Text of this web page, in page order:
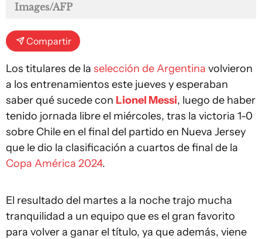
Images/AFP
Compartir
Los titulares de la selección de Argentina volvieron
a los entrenamientos este jueves y esperaban
saber qué sucede con Lionel Messi, luego de haber
tenido jornada libre el miércoles, tras la victoria 1-0
sobre Chile en el final del partido en Nueva Jersey
que le dio la clasificación a cuartos de final de la
Copa América 2024.
El resultado del martes a la noche trajo mucha
tranquilidad a un equipo que es el gran favorito
para volver a ganar el título, ya que además, viene